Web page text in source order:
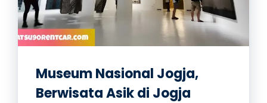
Museum Nasional Jogja,
Berwisata Asik di Jogja